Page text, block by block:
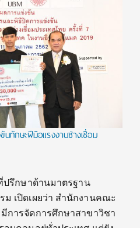
ทักษะฝีมือแรงงานช่างเชื่อม
ปรึกษาด้านมาตรฐาน
เปิดเผยว่า สำนักงานคณะ
การจัดการศึกษาสาขาวิชา